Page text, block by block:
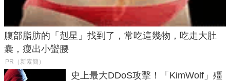
腹部脂肪的「剋星」找到了，常吃這幾物，吃走大肚
囊，瘦出小蠻腰
PR（新素簡）
史上最大DDoS攻擊！「KimWolf」殭